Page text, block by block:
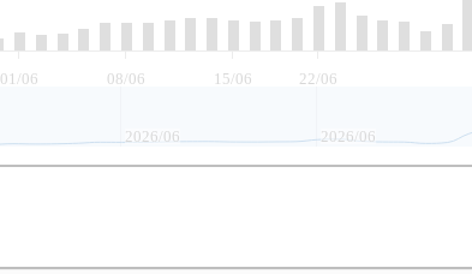
01/06 08/06 15/06 22/06
2026/06 2026/06